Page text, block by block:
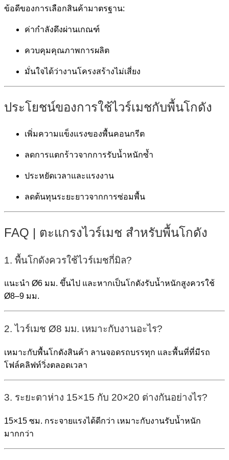
ข้อดีของการเลือกสินค้ามาตรฐาน:
ค่ากำลังดึงผ่านเกณฑ์
ควบคุมคุณภาพการผลิต
มั่นใจได้ว่างานโครงสร้างไม่เสี่ยง
ประโยชน์ของการใช้ไวร์เมชกับพื้นโกดัง
เพิ่มความแข็งแรงของพื้นคอนกรีต
ลดการแตกร้าวจากการรับน้ำหนักซ้ำ
ประหยัดเวลาและแรงงาน
ลดต้นทุนระยะยาวจากการซ่อมพื้น
FAQ | ตะแกรงไวร์เมช สำหรับพื้นโกดัง
1. พื้นโกดังควรใช้ไวร์เมชกี่มิล?
แนะนำ Ø6 มม. ขึ้นไป และหากเป็นโกดังรับน้ำหนักสูงควรใช้
Ø8–9 มม.
2. ไวร์เมช Ø8 มม. เหมาะกับงานอะไร?
เหมาะกับพื้นโกดังสินค้า ลานจอดรถบรรทุก และพื้นที่ที่มีรถ
โฟล์คลิฟท์วิ่งตลอดเวลา
3. ระยะตาห่าง 15×15 กับ 20×20 ต่างกันอย่างไร?
15×15 ซม. กระจายแรงได้ดีกว่า เหมาะกับงานรับน้ำหนัก
มากกว่า